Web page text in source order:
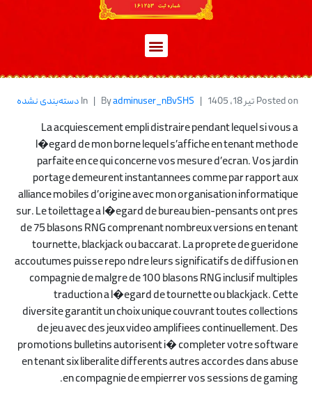
Posted on تیر 18, 1405 Byadminuser_nBvSHS
In دسته‌بندی نشده
La acquiescement empli distraire pendant lequel si vous a
l�egard de mon borne lequel s’affiche en tenant methode
parfaite en ce qui concerne vos mesure d’ecran. Vos jardin
portage demeurent instantannees comme par rapport aux
alliance mobiles d’origine avec mon organisation informatique
sur. Le toilettage a l�egard de bureau bien-pensants ont pres
de 75 blasons RNG comprenant nombreux versions en tenant
tournette, blackjack ou baccarat. La proprete de gueridone
accoutumes puisse repo ndre leurs significatifs de diffusion en
compagnie de malgre de 100 blasons RNG inclusif multiples
traduction a l�egard de tournette ou blackjack. Cette
diversite garantit un choix unique couvrant toutes collections
de jeu avec des jeux video amplifiees continuellement. Des
promotions bulletins autorisent i� completer votre software
en tenant six liberalite differents autres accordes dans abuse
en compagnie de empierrer vos sessions de gaming.